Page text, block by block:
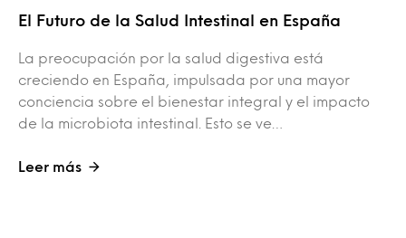
El Futuro de la Salud Intestinal en España
La preocupación por la salud digestiva está
creciendo en España, impulsada por una mayor
conciencia sobre el bienestar integral y el impacto
de la microbiota intestinal. Esto se ve…
Leer más